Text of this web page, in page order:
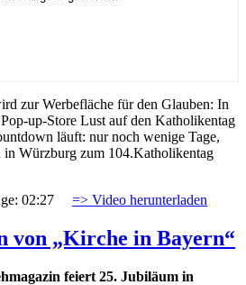
zur Werbefläche für den Glauben: In
up-Store Lust auf den Katholikentag
läuft: nur noch wenige Tage,
in Würzburg zum 104.Katholikentag
02:27 => Video herunterladen
von „Kirche in Bayern“
feiert 25. Jubiläum in